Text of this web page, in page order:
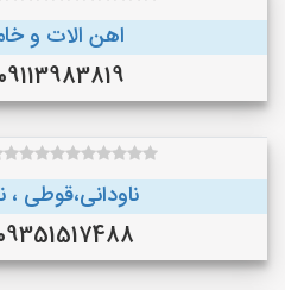
اهن الات و
09113983819 (لنگرود )
ناودانی،قوطی
09351517488